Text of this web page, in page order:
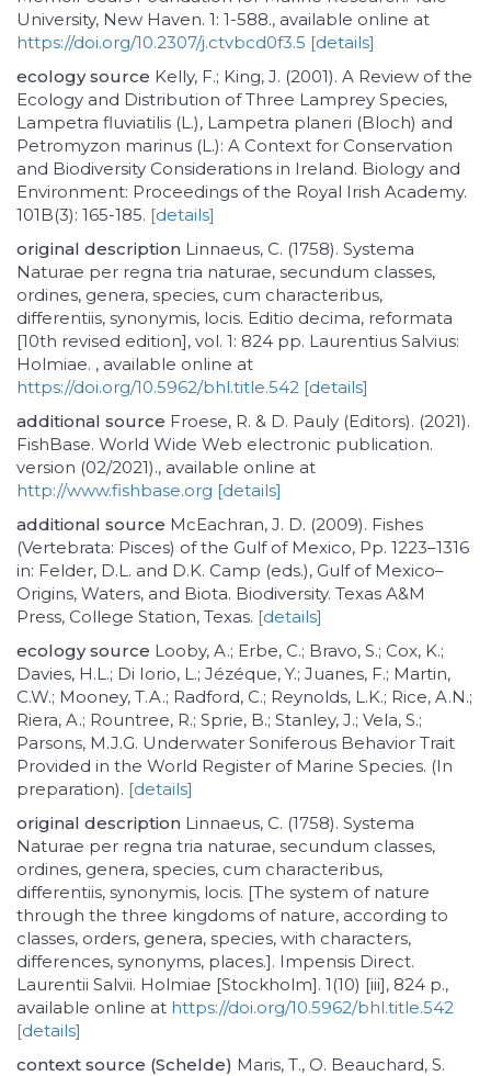
University, New Haven. 1: 1-588., available online at
https://doi.org/10.2307/j.ctvbcd0f3.5 [details]
ecology source Kelly, F.; King, J. (2001). A Review of the
Ecology and Distribution of Three Lamprey Species,
Lampetra fluviatilis (L.), Lampetra planeri (Bloch) and
Petromyzon marinus (L.): A Context for Conservation
and Biodiversity Considerations in Ireland. Biology and
Environment: Proceedings of the Royal Irish Academy.
101B(3): 165-185. [details]
original description Linnaeus, C. (1758). Systema
Naturae per regna tria naturae, secundum classes,
ordines, genera, species, cum characteribus,
differentiis, synonymis, locis. Editio decima, reformata
[10th revised edition], vol. 1: 824 pp. Laurentius Salvius:
Holmiae. , available online at
https://doi.org/10.5962/bhl.title.542 [details]
additional source Froese, R. & D. Pauly (Editors). (2021).
FishBase. World Wide Web electronic publication.
version (02/2021)., available online at
http://www.fishbase.org [details]
additional source McEachran, J. D. (2009). Fishes
(Vertebrata: Pisces) of the Gulf of Mexico, Pp. 1223–1316
in: Felder, D.L. and D.K. Camp (eds.), Gulf of Mexico–
Origins, Waters, and Biota. Biodiversity. Texas A&M
Press, College Station, Texas. [details]
ecology source Looby, A.; Erbe, C.; Bravo, S.; Cox, K.;
Davies, H.L.; Di Iorio, L.; Jézéque, Y.; Juanes, F.; Martin,
C.W.; Mooney, T.A.; Radford, C.; Reynolds, L.K.; Rice, A.N.;
Riera, A.; Rountree, R.; Sprie, B.; Stanley, J.; Vela, S.;
Parsons, M.J.G. Underwater Soniferous Behavior Trait
Provided in the World Register of Marine Species. (In
preparation). [details]
original description Linnaeus, C. (1758). Systema
Naturae per regna tria naturae, secundum classes,
ordines, genera, species, cum characteribus,
differentiis, synonymis, locis. [The system of nature
through the three kingdoms of nature, according to
classes, orders, genera, species, with characters,
differences, synonyms, places.]. Impensis Direct.
Laurentii Salvii. Holmiae [Stockholm]. 1(10) [iii], 824 p.,
available online at https://doi.org/10.5962/bhl.title.542
[details]
context source (Schelde) Maris, T., O. Beauchard, S.